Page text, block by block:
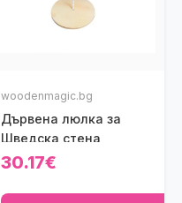
woodenmagic.bg
Дървена люлка за
Шведска стена
30.17€